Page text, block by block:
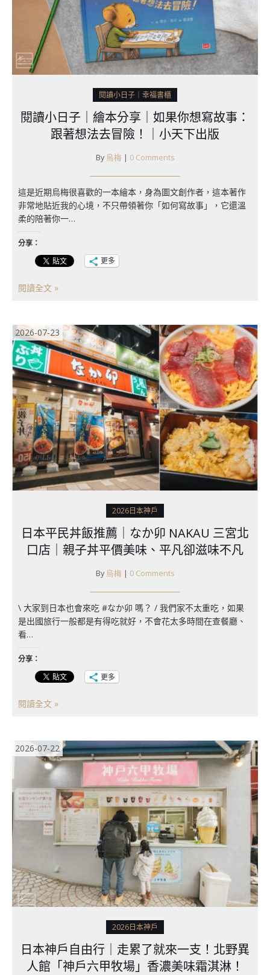
閱讀小日子｜幸福書櫃
閱讀小日子｜繪本分享｜如果你想寫故事：
跟著想法去冒險！｜小天下出版
By 烏梅 | 0 Comments
這是近期烏梅很喜歡的一本繪本，身為圖文創作者，這本著作
非常地貼近我的心境，不只帶領著你「如何寫故事」，它還溫
柔的陪著你一…
分享：
更多
閱讀全文 »
2026-07-23
2026日本神戶
日本平民丼飯推薦｜なか卯 NAKAU 三宮北
口店｜親子丼平價美味、平凡卻滋味不凡
By 烏梅 | 0 Comments
\ 大家到日本也會來吃 #なか卯 嗎？ / 我們家不太重吃，如果
是出國旅行一般都是有得吃就好，不會花太多時間在查餐廳、
看…
分享：
更多
閱讀全文 »
2026-07-22
2026日本神戶
日本神戶自由行｜走累了就來一支！北野異
人館「神戶六甲牧場」香濃美味霜淇淋！